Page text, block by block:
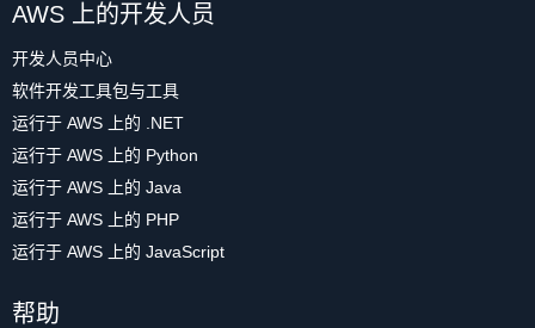
AWS 上的开发人员
开发人员中心
软件开发工具包与工具
运行于 AWS 上的 .NET
运行于 AWS 上的 Python
运行于 AWS 上的 Java
运行于 AWS 上的 PHP
运行于 AWS 上的 JavaScript
帮助